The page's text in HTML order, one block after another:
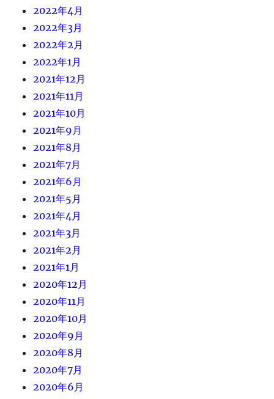
2022年4月
2022年3月
2022年2月
2022年1月
2021年12月
2021年11月
2021年10月
2021年9月
2021年8月
2021年7月
2021年6月
2021年5月
2021年4月
2021年3月
2021年2月
2021年1月
2020年12月
2020年11月
2020年10月
2020年9月
2020年8月
2020年7月
2020年6月